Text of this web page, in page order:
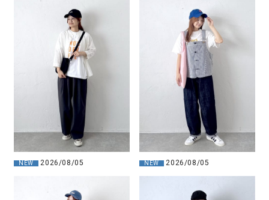
NEW 2026/08/05 NEW 2026/08/05